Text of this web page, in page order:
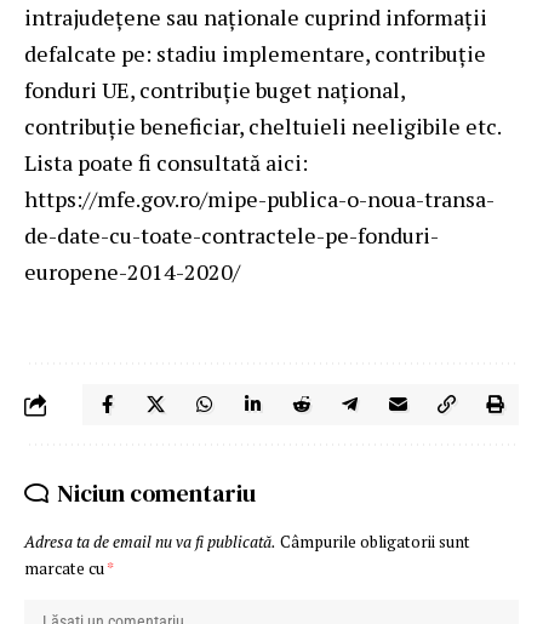
intrajudețene sau naționale cuprind informații
defalcate pe: stadiu implementare, contribuție
fonduri UE, contribuție buget național,
contribuție beneficiar, cheltuieli neeligibile etc.
Lista poate fi consultată aici:
https://mfe.gov.ro/mipe-publica-o-noua-transa-
de-date-cu-toate-contractele-pe-fonduri-
europene-2014-2020/
Niciun comentariu
Adresa ta de email nu va fi publicată. Câmpurile obligatorii sunt
marcate cu *